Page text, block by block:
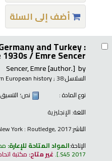
أضف إلى السلة
and Turkey :
/Emre Sencer.
by
Sencer, Emre[author.]
السلاسل: European history; 38
نوع المادة :
نص؛ التنسيق:
اللغة: الإنجليزية
الناشر:York : Routledge, 2017
الإتاحة:المواد المتاحة للإعارة:
.S45 2017
.غير متاح: مكتبة